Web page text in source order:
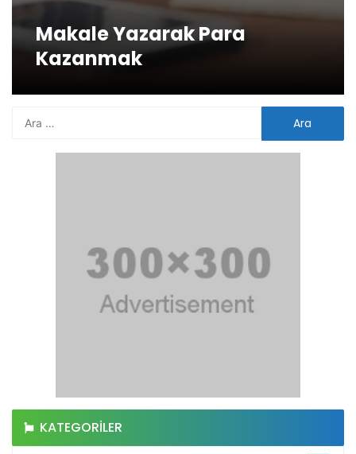
Makale Yazarak Para
Kazanmak
KATEGORILER